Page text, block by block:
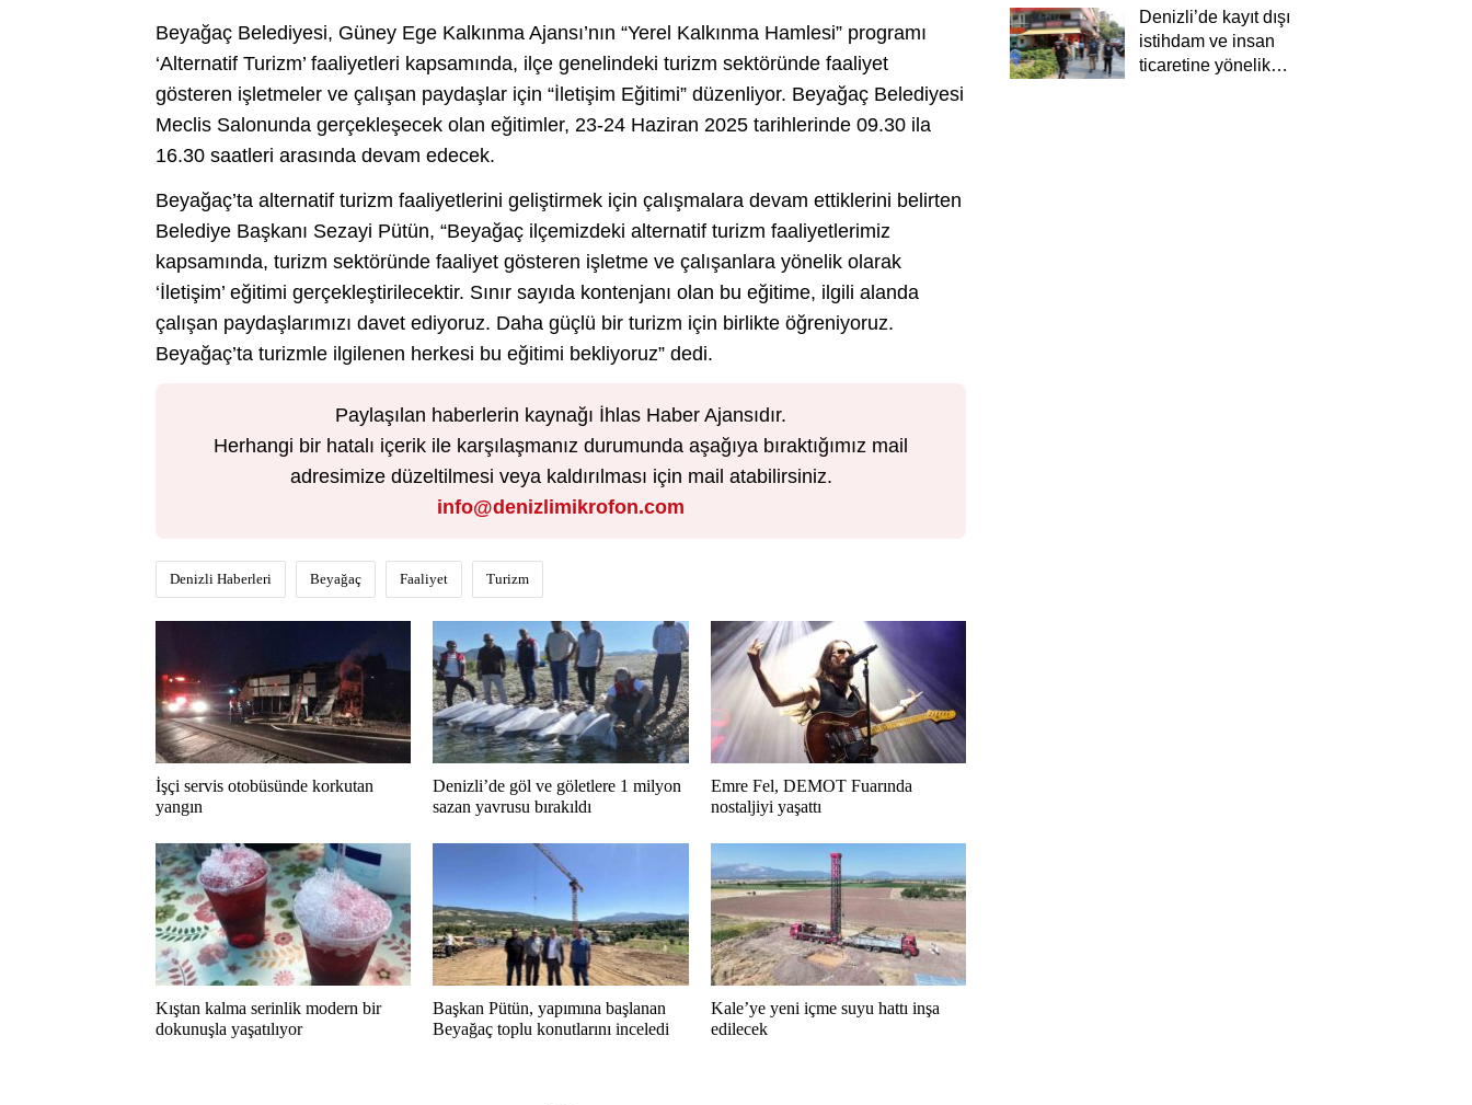
Beyağaç Belediyesi, Güney Ege Kalkınma Ajansı’nın “Yerel Kalkınma Hamlesi” programı
‘Alternatif Turizm’ faaliyetleri kapsamında, ilçe genelindeki turizm sektöründe faaliyet
gösteren işletmeler ve çalışan paydaşlar için “İletişim Eğitimi” düzenliyor. Beyağaç Belediyesi
Meclis Salonunda gerçekleşecek olan eğitimler, 23-24 Haziran 2025 tarihlerinde 09.30 ila
16.30 saatleri arasında devam edecek.
Beyağaç’ta alternatif turizm faaliyetlerini geliştirmek için çalışmalara devam ettiklerini belirten
Belediye Başkanı Sezayi Pütün, “Beyağaç ilçemizdeki alternatif turizm faaliyetlerimiz
kapsamında, turizm sektöründe faaliyet gösteren işletme ve çalışanlara yönelik olarak
‘İletişim’ eğitimi gerçekleştirilecektir. Sınır sayıda kontenjanı olan bu eğitime, ilgili alanda
çalışan paydaşlarımızı davet ediyoruz. Daha güçlü bir turizm için birlikte öğreniyoruz.
Beyağaç’ta turizmle ilgilenen herkesi bu eğitimi bekliyoruz” dedi.
Paylaşılan haberlerin kaynağı İhlas Haber Ajansıdır.
Herhangi bir hatalı içerik ile karşılaşmanız durumunda aşağıya bıraktığımız mail
adresimize düzeltilmesi veya kaldırılması için mail atabilirsiniz.
info@denizlimikrofon.com
Denizli Haberleri Beyağaç Faaliyet Turizm
İşçi servis otobüsünde korkutan
yangın
Denizli’de göl ve göletlere 1 milyon
sazan yavrusu bırakıldı
Emre Fel, DEMOT Fuarında
nostaljiyi yaşattı
Kıştan kalma serinlik modern bir
dokunuşla yaşatılıyor
Başkan Pütün, yapımına başlanan
Beyağaç toplu konutlarını inceledi
Kale’ye yeni içme suyu hattı inşa
edilecek
Denizli’de kayıt dışı
istihdam ve insan
ticaretine yönelik